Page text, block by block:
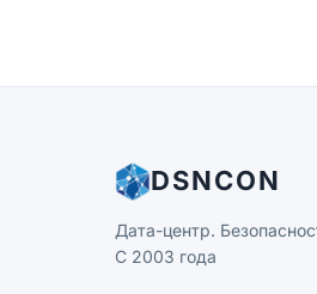
DSNCON
Дата-центр.
С 2003 года